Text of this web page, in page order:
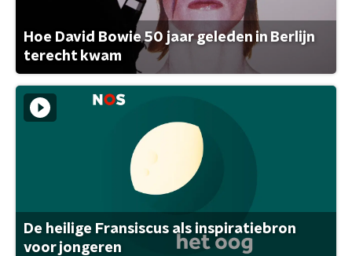
Hoe David Bowie 50 jaar geleden in Berlijn
terecht kwam
De heilige Fransiscus als inspiratiebron
voor jongeren